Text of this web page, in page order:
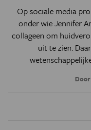
Op sociale media
onder wie Jennifer
collageen om
uit te zien.
Door